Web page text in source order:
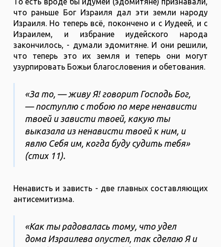
что раньше Бог Израиля дал эти земли народу
Израиля. Но теперь всё, покончено и с Иудеей, и с
Израилем, и избрание иудейского народа
закончилось, - думали эдомитяне. И они решили,
что теперь это их земля и теперь они могут
узурпировать Божьи благословения и обетования.
«За то, — живу Я! говорит Господь Бог,
— поступлю с тобою по мере ненависти
твоей и зависти твоей, какую ты
выказала из ненависти твоей к ним, и
явлю Себя им, когда буду судить тебя»
(стих 11).
Ненависть и зависть - две главных составляющих
антисемитизма.
«Как ты радовалась тому, что удел
дома Израилева опустел, так сделаю Я и